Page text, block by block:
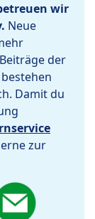
wir
Neue
der
Damit du
zur